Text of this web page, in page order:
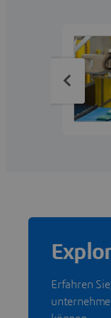
Erfahren